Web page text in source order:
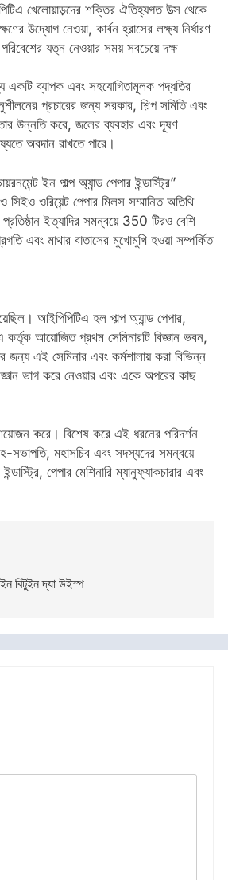
খেলোয়াড়দের শক্তির ঐতিহ্যগত উত্স থেকে
উদ্যোগ নেওয়া, কার্বন হ্রাসের লক্ষ্য নির্ধারণ
যত্ন নেওয়ার সময় সবচেয়ে দক্ষ
একটি ব্যাপক এবং সহযোগিতামূলক পদ্ধতির
প্রচারের জন্য সরকার, শিল্প সমিতি এবং
উন্নতি করে, জলের ব্যবহার এবং দূষণ
অবদান রাখতে পারে।
ইন পাল্প অ্যান্ড পেপার ইন্ডাস্ট্রি”
ওরিয়েন্ট পেপার মিলস সম্মানিত অতিথি
ইত্যাদির সমন্বয়ে 350 টিরও বেশি
এবং মাথার বাতাসের মুখোমুখি হওয়া সম্পর্কিত
আইপিপিটিএ হল পাল্প অ্যান্ড পেপার,
কর্তৃক আয়োজিত প্রথম সেমিনারটি বিজ্ঞান ভবন,
এই সেমিনার এবং কর্মশালায় করা বিভিন্ন
ভাগ করে নেওয়ার এবং একে অপরের কাছ
করে। বিশেষ করে এই ধরনের পরিদর্শন
সভাপতি, মহাসচিব এবং সদস্যদের সমন্বয়ে
পেপার মেশিনারি ম্যানুফ্যাকচারার এবং
বিটুইন দ্যা উইস্প